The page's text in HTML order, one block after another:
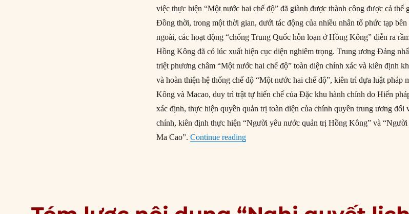
việc thực hiện “Một nước hai chế độ” đã giành được thành công được cả thế
Đồng thời, trong một thời gian, dưới tác động của nhiều nhân tố phức tạp bên
ngoài, các hoạt động “chống Trung Quốc hỗn loạn ở Hồng Kông” diễn ra
Hồng Kông đã có lúc xuất hiện cục diện nghiêm trọng. Trung ương Đảng
triệt phương châm “Một nước hai chế độ” toàn diện chính xác và kiên định
và hoàn thiện hệ thống chế độ “Một nước hai chế độ”, kiên trì dựa luật pháp
Kông và Macao, duy trì trật tự hiến chế của Đặc khu hành chính do Hiến
xác định, thực hiện quyền quản trị toàn diện của chính quyền trung ương đối
chính, kiên định thực hiện “Người yêu nước quản trị Hồng Kông” và “Người
Ma Cao”.Continue reading“Tóm lược nội dung “Nghị quyết lịch sử” lần thứ